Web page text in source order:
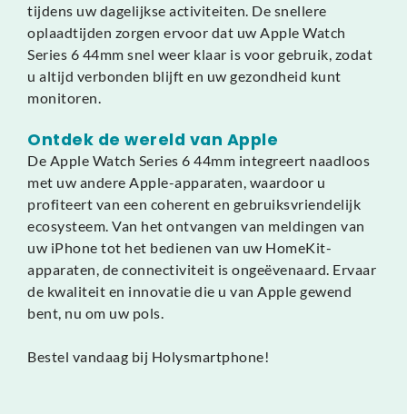
tijdens uw dagelijkse activiteiten. De snellere
oplaadtijden zorgen ervoor dat uw Apple Watch
Series 6 44mm snel weer klaar is voor gebruik, zodat
u altijd verbonden blijft en uw gezondheid kunt
monitoren.
Ontdek de wereld van Apple
De Apple Watch Series 6 44mm integreert naadloos
met uw andere Apple-apparaten, waardoor u
profiteert van een coherent en gebruiksvriendelijk
ecosysteem. Van het ontvangen van meldingen van
uw iPhone tot het bedienen van uw HomeKit-
apparaten, de connectiviteit is ongeëvenaard. Ervaar
de kwaliteit en innovatie die u van Apple gewend
bent, nu om uw pols.
Bestel vandaag bij Holysmartphone!